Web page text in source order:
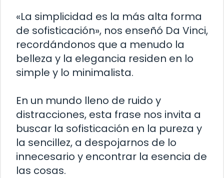
«La simplicidad es la más alta forma
de sofisticación», nos enseñó Da Vinci,
recordándonos que a menudo la
belleza y la elegancia residen en lo
simple y lo minimalista.
En un mundo lleno de ruido y
distracciones, esta frase nos invita a
buscar la sofisticación en la pureza y
la sencillez, a despojarnos de lo
innecesario y encontrar la esencia de
las cosas.